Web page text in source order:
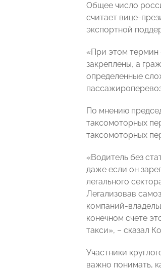
Общее число
считает вице-
экспортной
«При этом термин
закреплены, а
определенные
По мнению
таксомоторных
таксомоторных
«Водитель без
даже если он
легального
Легализовав
компаний-
конечном счете
такси», – сказал
Участники
важно понимать,